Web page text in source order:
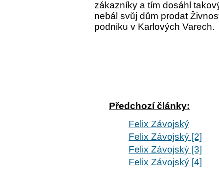
zákazníky a tím dosáhl
nebál svůj dům prodat
podniku v Karlových Varech.
Předchozí články:
Felix Závojský
Felix Závojský [2]
Felix Závojský [3]
Felix Závojský [4]